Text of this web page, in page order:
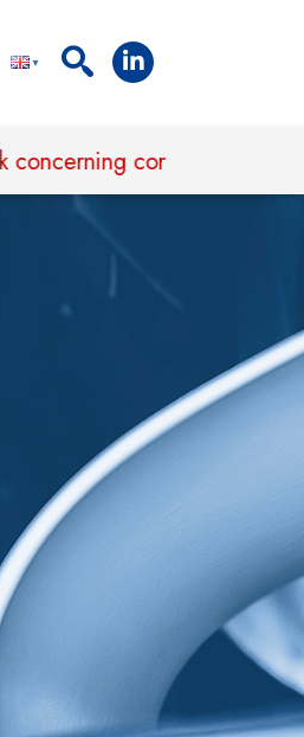
corporate